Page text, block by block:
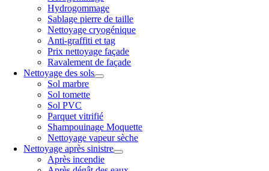
Hydrogommage
Sablage pierre de taille
Nettoyage cryogénique
Anti-graffiti et tag
Prix nettoyage façade
Ravalement de façade
Nettoyage des sols
Sol marbre
Sol tomette
Sol PVC
Parquet vitrifié
Shampouinage Moquette
Nettoyage vapeur sèche
Nettoyage après sinistre
Après incendie